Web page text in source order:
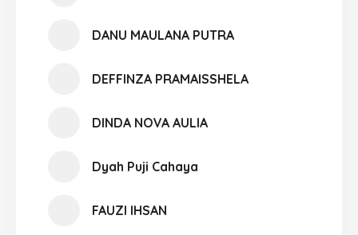
DANU MAULANA PUTRA
DEFFINZA PRAMAISSHELA
DINDA NOVA AULIA
Dyah Puji Cahaya
FAUZI IHSAN